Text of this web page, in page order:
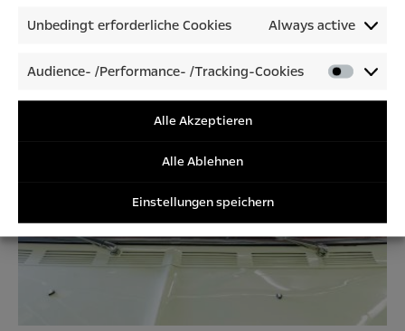
Unbedingt erforderliche Cookies Always active
Audience- /Performance- /Tracking-Cookies
/
Alle Akzeptieren
Alle Ablehnen
Einstellungen speichern
Player
00:00 00:00